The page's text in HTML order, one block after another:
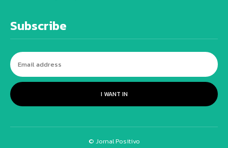
Subscribe
I WANT IN
© Jornal Positivo